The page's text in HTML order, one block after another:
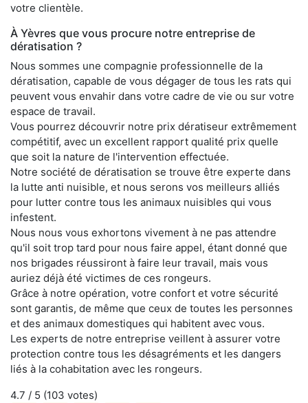
votre clientèle.
À Yèvres que vous procure notre entreprise de
dératisation ?
Nous sommes une compagnie professionnelle de la
dératisation, capable de vous dégager de tous les rats qui
peuvent vous envahir dans votre cadre de vie ou sur votre
espace de travail.
Vous pourrez découvrir notre prix dératiseur extrêmement
compétitif, avec un excellent rapport qualité prix quelle
que soit la nature de l'intervention effectuée.
Notre société de dératisation se trouve être experte dans
la lutte anti nuisible, et nous serons vos meilleurs alliés
pour lutter contre tous les animaux nuisibles qui vous
infestent.
Nous nous vous exhortons vivement à ne pas attendre
qu'il soit trop tard pour nous faire appel, étant donné que
nos brigades réussiront à faire leur travail, mais vous
auriez déjà été victimes de ces rongeurs.
Grâce à notre opération, votre confort et votre sécurité
sont garantis, de même que ceux de toutes les personnes
et des animaux domestiques qui habitent avec vous.
Les experts de notre entreprise veillent à assurer votre
protection contre tous les désagréments et les dangers
liés à la cohabitation avec les rongeurs.
4.7 / 5 (103 votes)